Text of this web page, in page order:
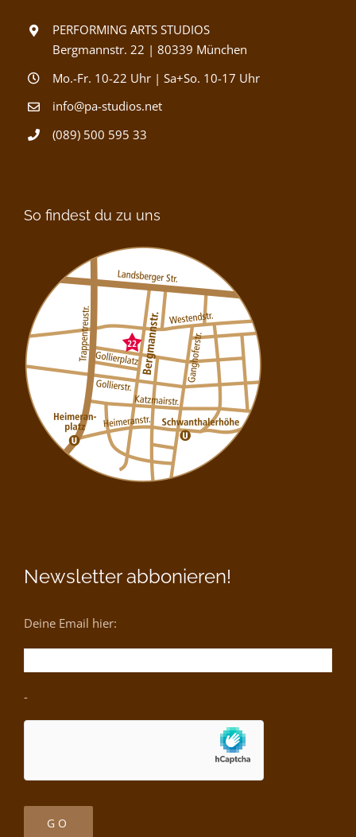
PERFORMING ARTS STUDIOS
Bergmannstr. 22 | 80339 München
Mo.-Fr. 10-22 Uhr | Sa+So. 10-17 Uhr
info@pa-studios.net
(089) 500 595 33
So findest du zu uns
Newsletter abbonieren!
Deine Email hier:
-